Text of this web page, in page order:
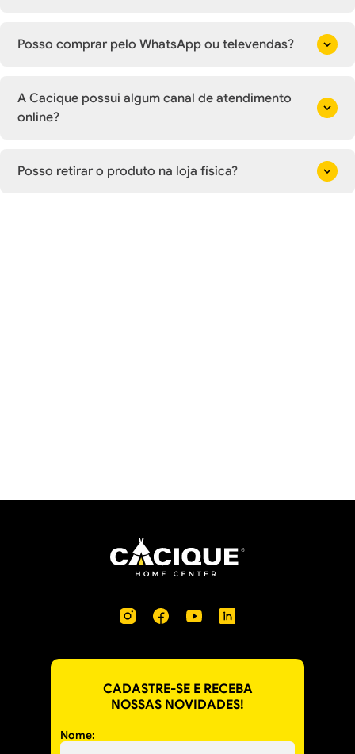
Posso comprar pelo WhatsApp ou televendas?
A Cacique possui algum canal de atendimento
online?
Posso retirar o produto na loja física?
CADASTRE-SE E RECEBA
NOSSAS NOVIDADES!
Nome: